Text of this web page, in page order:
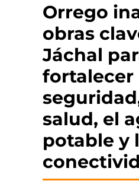
Orrego
obras
Jáchal
fortalecer
salud, el
potable y